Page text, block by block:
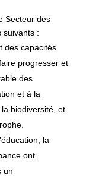
Secteur des
suivants :
des capacités
progresser et
des
et à la
biodiversité, et
la
ont
un